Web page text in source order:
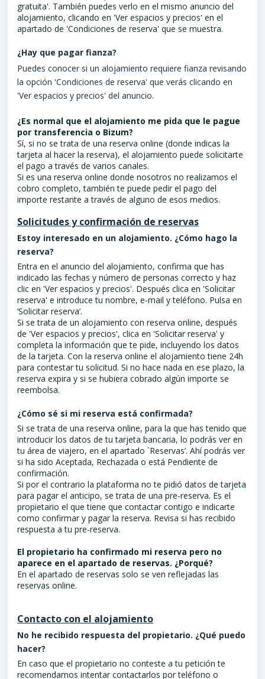
gratuita'. También puedes verlo en el mismo anuncio del
alojamiento, clicando en 'Ver espacios y precios' en el
apartado de 'Condiciones de reserva' que se muestra.
¿Hay que pagar fianza?
Puedes conocer si un alojamiento requiere fianza revisando
la opción 'Condiciones de reserva' que verás clicando en
'Ver espacios y precios' del anuncio.
¿Es normal que el alojamiento me pida que le pague
por transferencia o Bizum?
Sí, si no se trata de una reserva online (donde indicas la
tarjeta al hacer la reserva), el alojamiento puede solicitarte
el pago a través de varios canales.
Si es una reserva online donde nosotros no realizamos el
cobro completo, también te puede pedir el pago del
importe restante a través de alguno de esos medios.
Solicitudes y confirmación de reservas
Estoy interesado en un alojamiento. ¿Cómo hago la
reserva?
Entra en el anuncio del alojamiento, confirma que has
indicado las fechas y número de personas correcto y haz
clic en 'Ver espacios y precios'. Después clica en 'Solicitar
reserva' e introduce tu nombre, e-mail y teléfono. Pulsa en
‘Solicitar reserva’.
Si se trata de un alojamiento con reserva online, después
de 'Ver espacios y precios', clica en 'Solicitar reserva' y
completa la información que te pide, incluyendo los datos
de la tarjeta. Con la reserva online el alojamiento tiene 24h
para contestar tu solicitud. Si no hace nada en ese plazo, la
reserva expira y si se hubiera cobrado algún importe se
reembolsa.
¿Cómo sé si mi reserva está confirmada?
Si se trata de una reserva online, para la que has tenido que
introducir los datos de tu tarjeta bancaria, lo podrás ver en
tu área de viajero, en el apartado `Reservas’. Ahí podrás ver
si ha sido Aceptada, Rechazada o está Pendiente de
confirmación.
Si por el contrario la plataforma no te pidió datos de tarjeta
para pagar el anticipo, se trata de una pre-reserva. Es el
propietario el que tiene que contactar contigo e indicarte
como confirmar y pagar la reserva. Revisa si has recibido
respuesta a tu pre-reserva.
El propietario ha confirmado mi reserva pero no
aparece en el apartado de reservas. ¿Porqué?
En el apartado de reservas solo se ven reflejadas las
reservas online.
Contacto con el alojamiento
No he recibido respuesta del propietario. ¿Qué puedo
hacer?
En caso que el propietario no conteste a tu petición te
recomendamos intentar contactarlos por teléfono o